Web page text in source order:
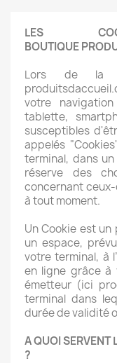
LES
BOUTIQUE
Lors de la
votre
tablette,
susceptibles
appelés
terminal, dans
réserve des
concernant
à tout moment.
Un Cookie est
un espace,
votre terminal, à
en ligne grâce à
émetteur (ici
terminal dans
durée de validité
A QUOI SERVENT
?